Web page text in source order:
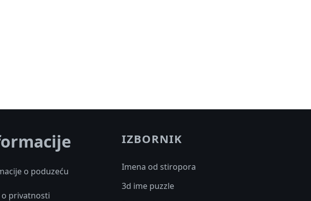
o poduzeću
o privatnosti
IZBORNIK
Imena od stiropora
3d ime puzzle